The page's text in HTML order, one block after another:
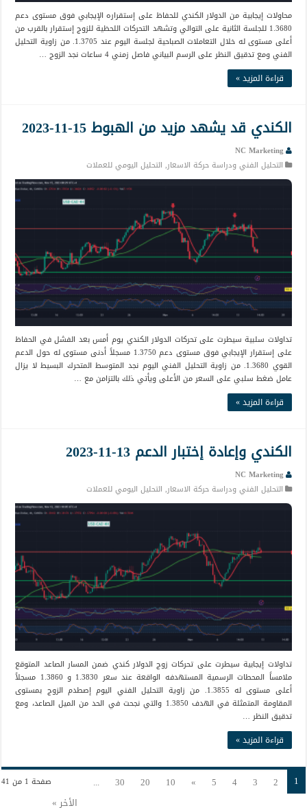
محاولات إيجابية من الدولار الكندي للحفاظ على إستقراره الإيجابي فوق مستوى دعم
1.3680 للجلسة الثانية على التوالي وتشهد التحركات اللحظية للزوج إستقرار بالقرب من
أعلى مستوى له خلال التعاملات الصباحية لجلسة اليوم عند 1.3705. من زاوية التحليل
الفني ومع تدقيق النظر على الرسم البياني فاصل زمني 4 ساعات نجد الزوج …
قراءة المزيد »
الكندي قد يشهد مزيد من الهبوط 15-11-2023
NC Marketing
التحليل الفني ودراسة حركة الاسعار, التحليل اليومي للعملات
تداولات سلبية سيطرت على تحركات الدولار الكندي يوم أمس بعد الفشل في الحفاظ
على إستقرار الإيجابي فوق مستوى دعم 1.3750 مسجلاً أدنى مستوى له حول الدعم
القوي 1.3680. من زاوية التحليل الفني اليوم نجد المتوسط المتحرك البسيط لا يزال
عامل ضغط سلبي على السعر من الأعلى ويأتي ذلك بالتزامن مع …
قراءة المزيد »
الكندي وإعادة إختبار الدعم 13-11-2023
NC Marketing
التحليل الفني ودراسة حركة الاسعار, التحليل اليومي للعملات
تداولات إيجابية سيطرت على تحركات زوج الدولار كندي ضمن المسار الصاعد المتوقع
ملامساً المحطات الرسمية المستهدفه الواقعة عند سعر 1.3830 و 1.3860 مسجلاً
أعلى مستوى له 1.3855. من زاوية التحليل الفني اليوم إصطدم الزوج بمستوى
المقاومة المتمثلة في الهدف 1.3850 والتي نجحت في الحد من الميل الصاعد، ومع
تدقيق النظر …
قراءة المزيد »
صفحة 1 من 41 1
2
3
4
5
»
10
20
30
...
الأخر »